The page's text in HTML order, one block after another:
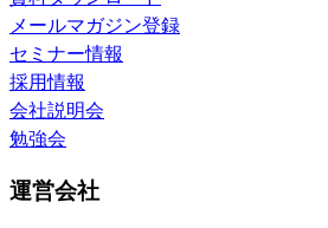
メールマガジン登録
セミナー情報
採用情報
会社説明会
勉強会
運営会社